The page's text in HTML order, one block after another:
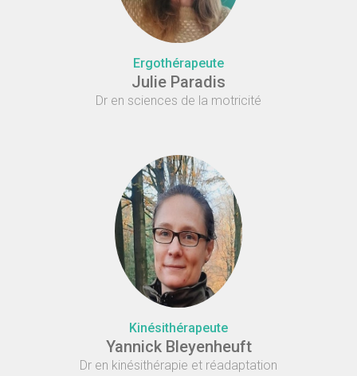
Ergothérapeute
Julie Paradis
Dr en sciences de la motricité
Kinésithérapeute
Yannick Bleyenheuft
Dr en kinésithérapie et réadaptation